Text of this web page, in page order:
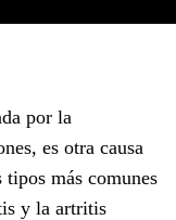
por la
es otra causa
más comunes
y la artritis